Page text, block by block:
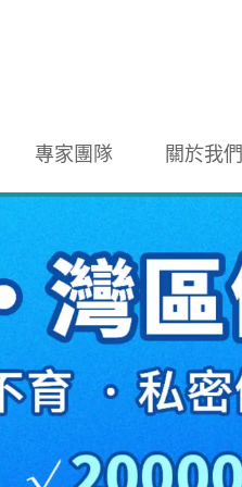
專家團隊 關於我們